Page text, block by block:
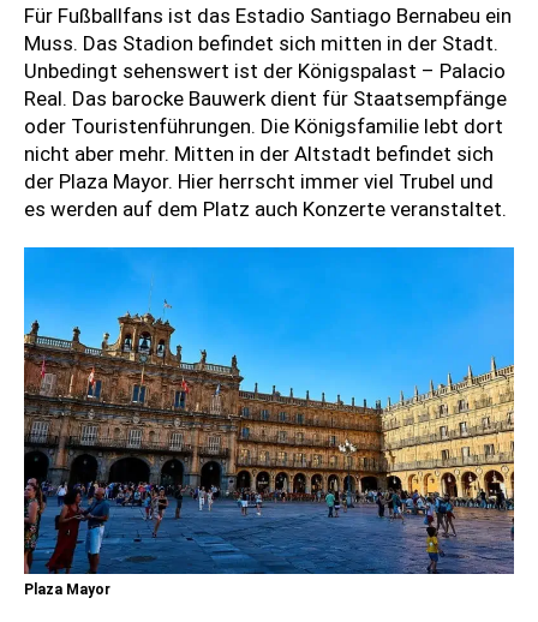
Für Fußballfans ist das Estadio Santiago Bernabeu ein
Muss. Das Stadion befindet sich mitten in der Stadt.
Unbedingt sehenswert ist der Königspalast – Palacio
Real. Das barocke Bauwerk dient für Staatsempfänge
oder Touristenführungen. Die Königsfamilie lebt dort
nicht aber mehr. Mitten in der Altstadt befindet sich
der Plaza Mayor. Hier herrscht immer viel Trubel und
es werden auf dem Platz auch Konzerte veranstaltet.
Plaza Mayor